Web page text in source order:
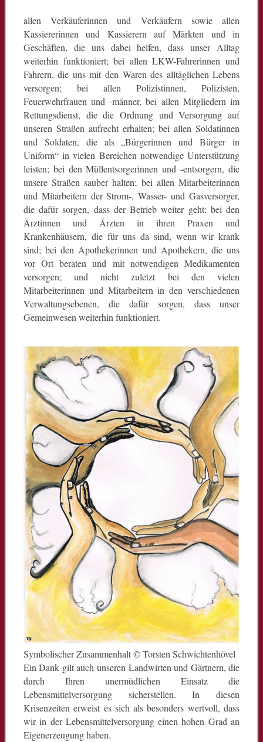
allen Verkäuferinnen und Verkäufern sowie allen
Kassiererinnen und Kassierern auf Märkten und in
Geschäften, die uns dabei helfen, dass unser Alltag
weiterhin funktioniert; bei allen LKW-Fahrerinnen und
Fahrern, die uns mit den Waren des alltäglichen Lebens
versorgen; bei allen Polizistinnen, Polizisten,
Feuerwehrfrauen und -männer, bei allen Mitgliedern im
Rettungsdienst, die die Ordnung und Versorgung auf
unseren Straßen aufrecht erhalten; bei allen Soldatinnen
und Soldaten, die als „Bürgerinnen und Bürger in
Uniform“ in vielen Bereichen notwendige Unterstützung
leisten; bei den Müllentsorgerinnen und -entsorgern, die
unsere Straßen sauber halten; bei allen Mitarbeiterinnen
und Mitarbeitern der Strom-, Wasser- und Gasversorger,
die dafür sorgen, dass der Betrieb weiter geht; bei den
Ärztinnen und Ärzten in ihren Praxen und
Krankenhäusern, die für uns da sind, wenn wir krank
sind; bei den Apothekerinnen und Apothekern, die uns
vor Ort beraten und mit notwendigen Medikamenten
versorgen; und nicht zuletzt bei den vielen
Mitarbeiterinnen und Mitarbeitern in den verschiedenen
Verwaltungsebenen, die dafür sorgen, dass unser
Gemeinwesen weiterhin funktioniert.
Symbolischer Zusammenhalt © Torsten Schwichtenhövel
Ein Dank gilt auch unseren Landwirten und Gärtnern, die
durch Ihren unermüdlichen Einsatz die
Lebensmittelversorgung sicherstellen. In diesen
Krisenzeiten erweist es sich als besonders wertvoll, dass
wir in der Lebensmittelversorgung einen hohen Grad an
Eigenerzeugung haben.